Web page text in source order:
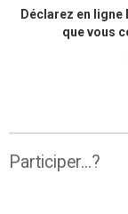
Déclarez en
que vous
Participer...?